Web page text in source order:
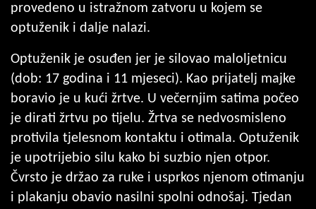
provedeno u istražnom zatvoru u kojem se
optuženik i dalje nalazi.
Optuženik je osuđen jer je silovao maloljetnicu
(dob: 17 godina i 11 mjeseci). Kao prijatelj majke
boravio je u kući žrtve. U večernjim satima počeo
je dirati žrtvu po tijelu. Žrtva se nedvosmisleno
protivila tjelesnom kontaktu i otimala. Optuženik
je upotrijebio silu kako bi suzbio njen otpor.
Čvrsto je držao za ruke i usprkos njenom otimanju
i plakanju obavio nasilni spolni odnošaj. Tjedan